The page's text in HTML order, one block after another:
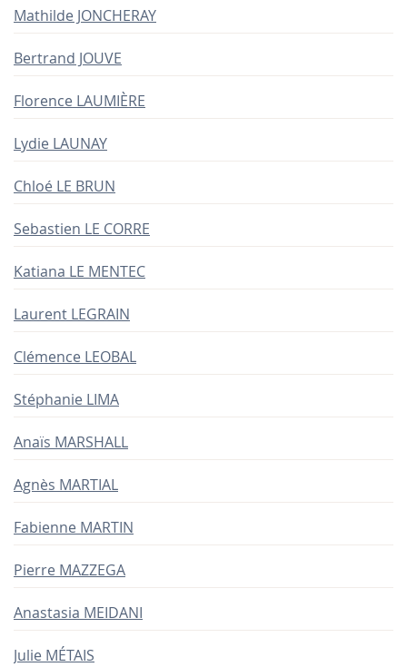
Mathilde JONCHERAY
Bertrand JOUVE
Florence LAUMIÈRE
Lydie LAUNAY
Chloé LE BRUN
Sebastien LE CORRE
Katiana LE MENTEC
Laurent LEGRAIN
Clémence LEOBAL
Stéphanie LIMA
Anaïs MARSHALL
Agnès MARTIAL
Fabienne MARTIN
Pierre MAZZEGA
Anastasia MEIDANI
Julie MÉTAIS